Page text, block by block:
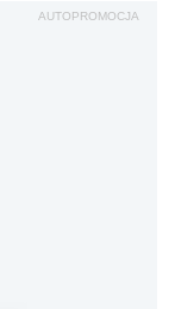
AUTOPROMOCJA